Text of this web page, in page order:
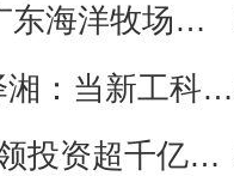
国企引领千亿投资，广东海洋牧场这场会议信息量很大
思想耀岭南 | 对话李泽湘：当新工科教育遇上大湾区超级供应链
南方+早班车 | 国企引领投资超千亿！广东现代化海洋牧场建设提速